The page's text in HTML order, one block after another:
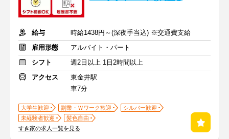
給与
時給1438円～(深夜手当込) ※交通費支給
雇用形態
アルバイト・パート
シフト
週2日以上 1日2時間以上
アクセス
東金井駅
車7分
大学生歓迎 副業・Ｗワーク歓迎
シルバー歓迎
未経験者歓迎
髪色自由
すき家の求人一覧を見る